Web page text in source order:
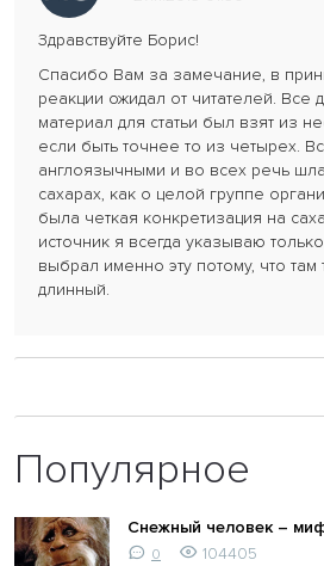
Здравствуйте Борис!
Спасибо Вам за замечание, в
реакции ожидал от читателей. Все
материал для статьи был взят из
если быть точнее то из четырех.
англоязычными и во всех речь
сахарах, как о целой группе
была четкая конкретизация на
источник я всегда указываю
выбрал именно эту потому, что там
длинный.
Популярное
Снежный человек –
0 104405